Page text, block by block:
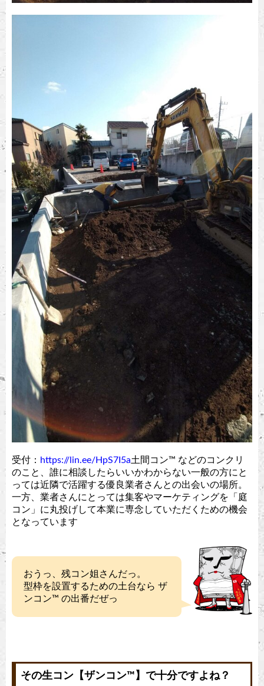
受付： https://lin.ee/HpS7I5a土間コン™︎ などのコンクリ
のこと、誰に相談したらいいかわからない一般の方にと
っては近隣で活躍する優良業者さんとの出会いの場所。
一方、業者さんにとっては集客やマーケティングを「庭
コン」に丸投げして本業に専念していただくための機会
となっています
おうっ、残コン姐さんだっ。
型枠を設置するための土台なら ザ
ンコン™︎ の出番だぜっ
その生コン【ザンコン™︎】で十分ですよね？